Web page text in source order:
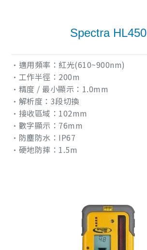
Spectra HL450
•適用頻率：紅光(610~900nm)
•工作半徑：200m
•精度 / 最小顯示：1.0mm
•解析度：3段切換
•接收區域：102mm
•數字顯示：76mm
•防塵防水：IP67
•硬地防摔：1.5m